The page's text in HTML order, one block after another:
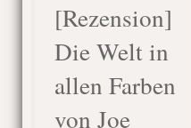
[Rezension]
Die Welt in
allen Farben
von Joe